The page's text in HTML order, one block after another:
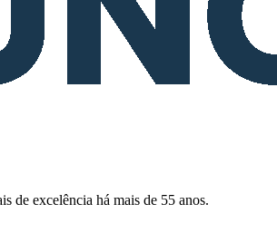
de excelência há mais de 55 anos.